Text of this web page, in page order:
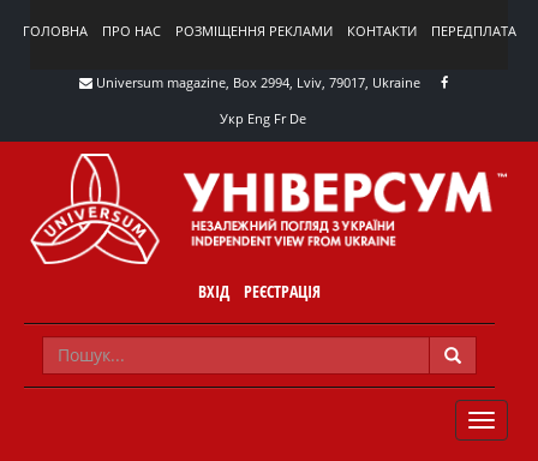
ГОЛОВНА ПРО НАС РОЗМІЩЕННЯ РЕКЛАМИ КОНТАКТИ ПЕРЕДПЛАТА
Universum magazine, Box 2994, Lviv, 79017, Ukraine
Укр Eng Fr De
ВХІД РЕЄСТРАЦІЯ
TOGGLE